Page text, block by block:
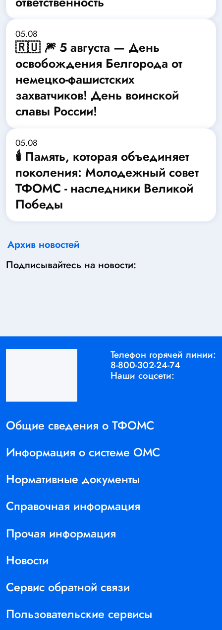
05.08
🇷🇺 🎆 5 августа — День
освобождения Белгорода от
немецко-фашистских
захватчиков! День воинской
славы России!
05.08
🕯️ Память, которая объединяет
поколения: Молодежный совет
ТФОМС - наследники Великой
Победы
Архив новостей
Подписывайтесь на новости:
Общие сведения о ТФОМС
Информация о системе ОМС
Нормативные документы
Справочная информация
Прочая информация
Новости
Сервис обратной связи
Пользовательские сервисы
Телефон горячей линии:
8-800-302-24-74
Наши соцсети: